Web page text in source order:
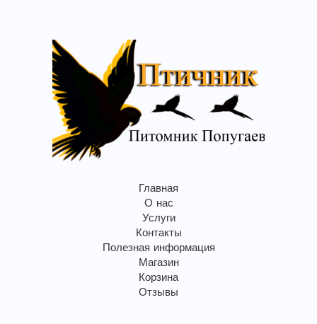
Главная
О нас
Услуги
Контакты
Полезная информация
Магазин
Корзина
Отзывы